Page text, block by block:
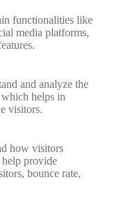
functionalities like
media platforms,
and analyze the
helps in
visitors.
how visitors
provide
bounce rate,